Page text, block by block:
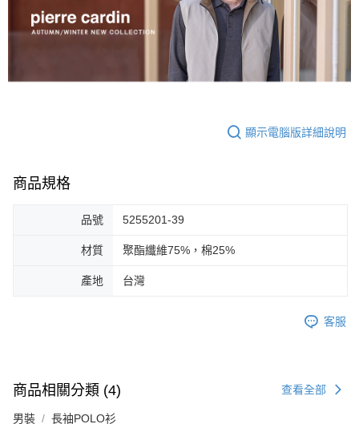
顯示電腦版詳細說明
商品規格
品號 5255201-39
材質 聚酯纖維75%，棉25%
產地 台灣
客服
商品相關分類 (4) 查看全部
男裝 長袖POLO衫